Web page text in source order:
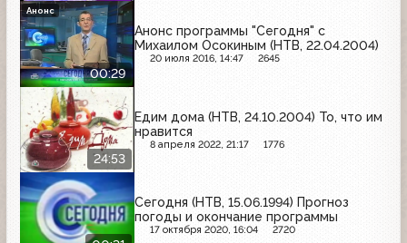
00:29
Анонс программы "Сегодня" с
Михаилом Осокиным (НТВ, 22.04.2004)
20 июля 2016, 14:47 2645
Анонс
24:53
Едим дома (НТВ, 24.10.2004) То, что им
нравится
8 апреля 2022, 21:17 1776
Сегодня (НТВ, 15.06.1994) Прогноз
погоды и окончание программы
17 октября 2020, 16:04 2720